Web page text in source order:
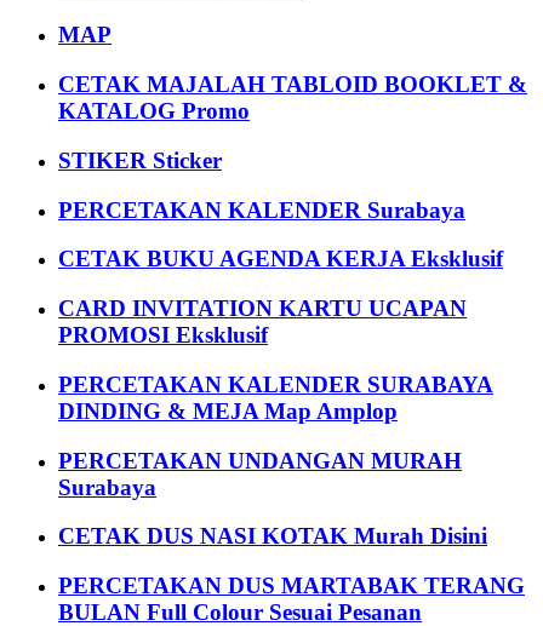
MAP
CETAK MAJALAH TABLOID BOOKLET &
KATALOG Promo
STIKER Sticker
PERCETAKAN KALENDER Surabaya
CETAK BUKU AGENDA KERJA Eksklusif
CARD INVITATION KARTU UCAPAN
PROMOSI Eksklusif
PERCETAKAN KALENDER SURABAYA
DINDING & MEJA Map Amplop
PERCETAKAN UNDANGAN MURAH
Surabaya
CETAK DUS NASI KOTAK Murah Disini
PERCETAKAN DUS MARTABAK TERANG
BULAN Full Colour Sesuai Pesanan